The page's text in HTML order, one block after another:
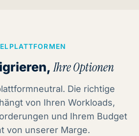
Ihre Optionen
Die richtige
von Ihren Workloads,
und Ihrem Budget
von unserer Marge.